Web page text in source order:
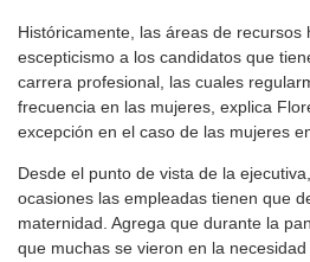
Históricamente, las áreas de recursos
escepticismo a los candidatos que
carrera profesional, las cuales
frecuencia en las mujeres, explica
excepción en el caso de las mujeres
Desde el punto de vista de la
ocasiones las empleadas tienen que
maternidad. Agrega que durante la
que muchas se vieron en la